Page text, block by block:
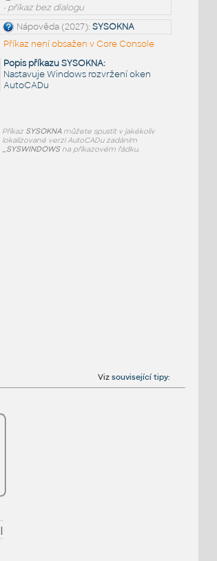
• příkaz bez dialogu
Nápověda (2027):SYSOKNA
Příkaz není obsažen v Core Console
Popis příkazu SYSOKNA:
Nastavuje Windows rozvržení oken
AutoCADu
Příkaz SYSOKNAmůžete spustit v jakékoliv
lokalizované verzi AutoCADu zadáním
_SYSWINDOWSna příkazovém řádku.
Vizsouvisející tipy:
|